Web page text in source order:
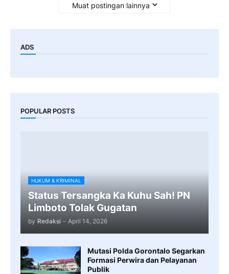
Muat postingan lainnya
ADS
POPULAR POSTS
HUKUM & KRIMINAL
Status Tersangka Ka Kuhu Sah! PN
Limboto Tolak Gugatan
by Redaksi - April 14, 2026
Mutasi Polda Gorontalo Segarkan
Formasi Perwira dan Pelayanan
Publik